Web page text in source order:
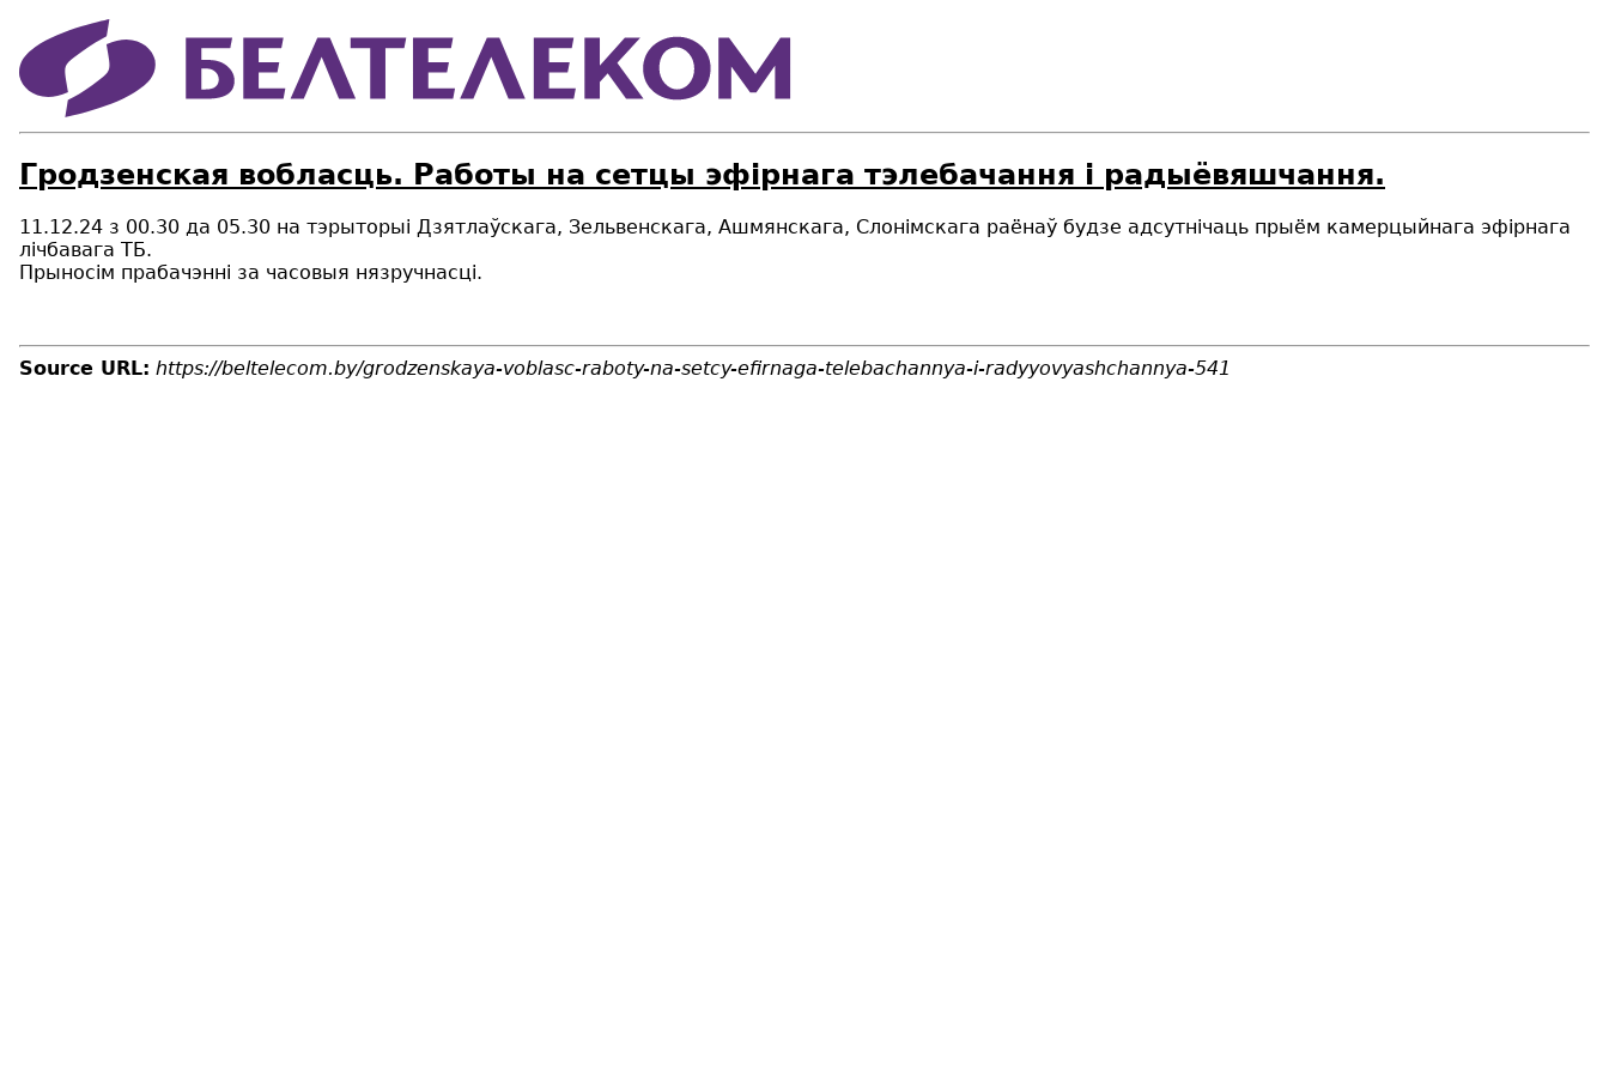
Гродзенская вобласць. Работы на сетцы эфірнага тэлебачання і радыёвяшчання.
11.12.24 з 00.30 да 05.30 на тэрыторыi Дзятлаўскага, Зельвенскага, Ашмянскага, Слонімскага раёнаў будзе адсутнічаць прыём камерцыйнага эфірнага
лічбавага ТБ.
Прыносім прабачэнні за часовыя нязручнасці.
Source URL: https://beltelecom.by/grodzenskaya-voblasc-raboty-na-setcy-efirnaga-telebachannya-i-radyyovyashchannya-541